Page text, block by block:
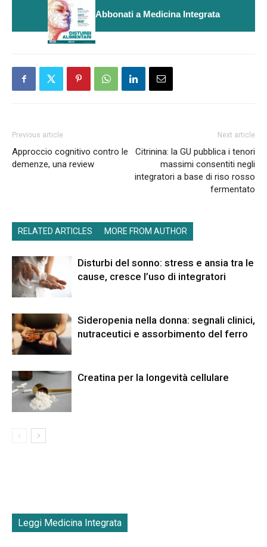
Abbonati a Medicina Integrata
Previous article
Approccio cognitivo contro le
demenze, una review
Next article
Citrinina: la GU pubblica i tenori
massimi consentiti negli
integratori a base di riso rosso
fermentato
RELATED ARTICLES MORE FROM AUTHOR
Disturbi del sonno: stress e ansia tra le
cause, cresce l’uso di integratori
Sideropenia nella donna: segnali clinici,
nutraceutici e assorbimento del ferro
Creatina per la longevità cellulare
Leggi Medicina Integrata